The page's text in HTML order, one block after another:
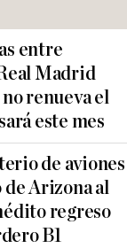
entre
Madrid
renueva el
este mes
de aviones
Arizona al
regreso
B1